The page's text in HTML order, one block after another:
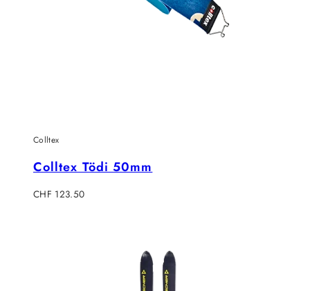
Colltex
Colltex Tödi 50mm
Regulärer
CHF 123.50